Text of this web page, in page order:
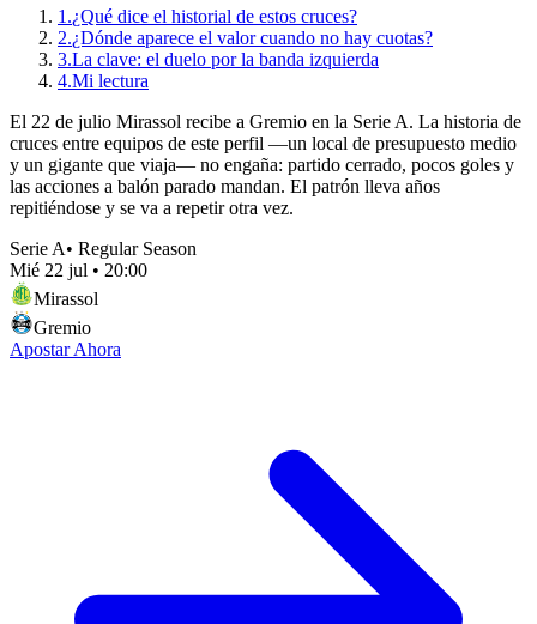
1.¿Qué dice el historial de estos cruces?
2.¿Dónde aparece el valor cuando no hay cuotas?
3.La clave: el duelo por la banda izquierda
4.Mi lectura
El 22 de julio Mirassol recibe a Gremio en la Serie A. La historia de
cruces entre equipos de este perfil —un local de presupuesto medio
y un gigante que viaja— no engaña: partido cerrado, pocos goles y
las acciones a balón parado mandan. El patrón lleva años
repitiéndose y se va a repetir otra vez.
Serie A• Regular Season
Mié 22 jul • 20:00
Mirassol
Gremio
Apostar Ahora